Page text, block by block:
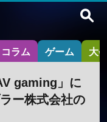
コラム ゲーム 大
gaming」に
ー株式会社の